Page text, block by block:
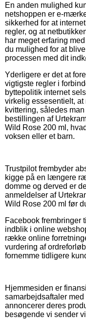
En anden mulighed
netshoppen er e-
sikkerhed for at
regler, og at
har meget erfaring
du mulighed for at
processen med dit
Yderligere er det at
vigtigste regler i
byttepolitik internet
virkelig essesentielt, at
kvittering, således
bestillingen af
Wild Rose 200 ml,
voksen eller et barn.
Trustpilot frembyder
kigge på en længere
domme og derved er
anmeldelser af
Wild Rose 200 ml før
Facebook frembringer
indblik i online
række online
vurdering af
fornemme tidligere
Hjemmesiden er
samarbejdsaftaler
annoncerer deres
besøgende vi sender